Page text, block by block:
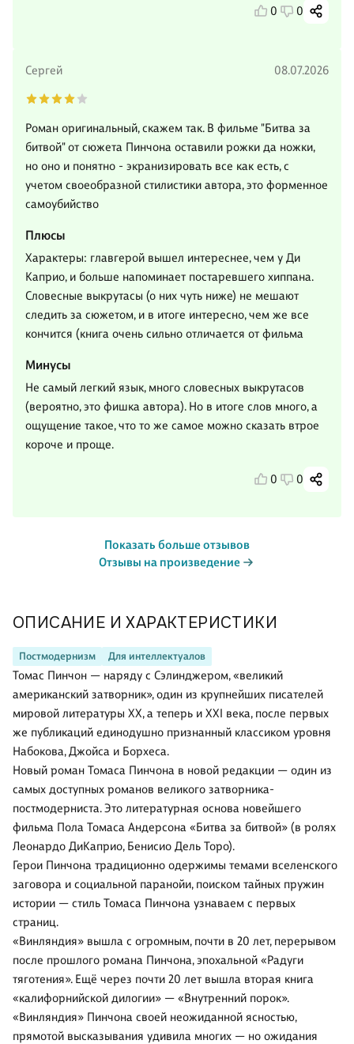
ОПИСАНИЕ И ХАРАКТЕРИСТИКИ
Постмодернизм Для интеллектуалов
Томас Пинчон — наряду с Сэлинджером, «великий
американский затворник», один из крупнейших писателей
мировой литературы XX, а теперь и XXI века, после первых
же публикаций единодушно признанный классиком уровня
Набокова, Джойса и Борхеса.
Новый роман Томаса Пинчона в новой редакции — один из
самых доступных романов великого затворника-
постмодерниста. Это литературная основа новейшего
фильма Пола Томаса Андерсона «Битва за битвой» (в ролях
Леонардо ДиКаприо, Бенисио Дель Торо).
Герои Пинчона традиционно одержимы темами вселенского
заговора и социальной паранойи, поиском тайных пружин
истории — стиль Томаса Пинчона узнаваем с первых
страниц.
«Винляндия» вышла с огромным, почти в 20 лет, перерывом
после прошлого романа Пинчона, эпохальной «Радуги
тяготения». Ещё через почти 20 лет вышла вторая книга
«калифорнийской дилогии» — «Внутренний порок».
«Винляндия» Пинчона своей неожиданной ясностью,
прямотой высказывания удивила многих — но ожидания
0 0
Сергей 08.07.2026
Роман оригинальный, скажем так. В фильме "Битва за
битвой" от сюжета Пинчона оставили рожки да ножки,
но оно и понятно - экранизировать все как есть, с
учетом своеобразной стилистики автора, это форменное
самоубийство
Плюсы
Характеры: главгерой вышел интереснее, чем у Ди
Каприо, и больше напоминает постаревшего хиппана.
Словесные выкрутасы (о них чуть ниже) не мешают
следить за сюжетом, и в итоге интересно, чем же все
кончится (книга очень сильно отличается от фильма
Минусы
Не самый легкий язык, много словесных выкрутасов
(вероятно, это фишка автора). Но в итоге слов много, а
ощущение такое, что то же самое можно сказать втрое
короче и проще.
0 0
Показать больше отзывов
Отзывы на произведение